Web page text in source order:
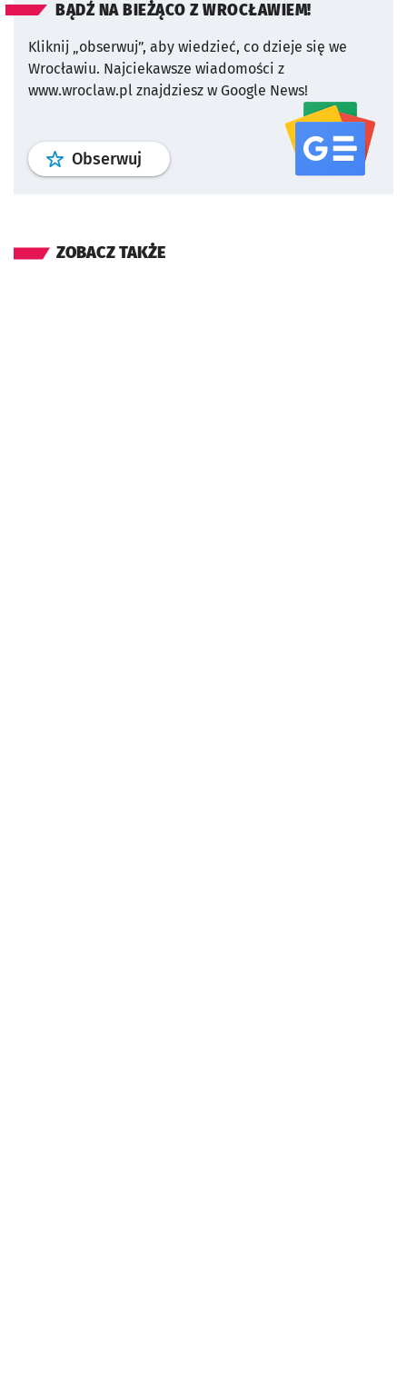
BĄDŹ NA BIEŻĄCO Z WROCŁAWIEM!
Kliknij „obserwuj”, aby wiedzieć, co dzieje się we
Wrocławiu. Najciekawsze wiadomości z
www.wroclaw.pl znajdziesz w Google News!
Obserwuj profil serwisu
ZOBACZ TAKŻE